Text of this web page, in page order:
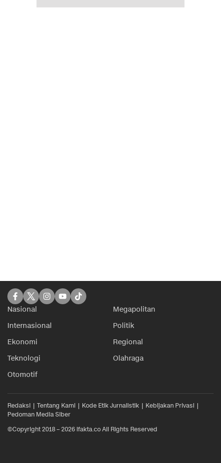
Nasional
Megapolitan
Internasional
Politik
Ekonomi
Regional
Teknologi
Olahraga
Otomotif
Redaksi Tentang Kami Kode Etik Jurnalistik
Kebijakan Privasi
Pedoman Media Siber
©Copyright 2018 – 2026 ifakta.co All Rights Reserved